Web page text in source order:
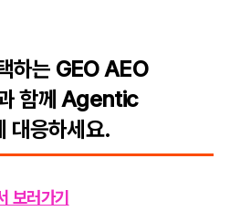
하는 GEO AEO
함께 Agentic
응하세요.
보러가기